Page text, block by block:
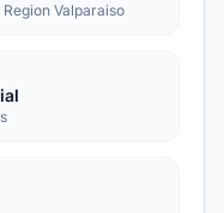
Valparaiso